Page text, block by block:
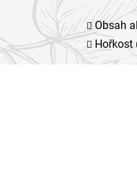
Obsah
Hořkost